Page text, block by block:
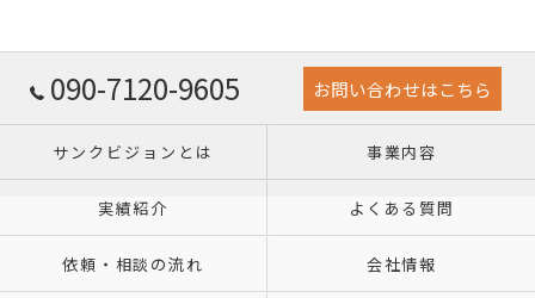
090-7120-9605 お問い合わせはこちら
サンクビジョンとは 事業内容
実績紹介 よくある質問
依頼・相談の流れ 会社情報